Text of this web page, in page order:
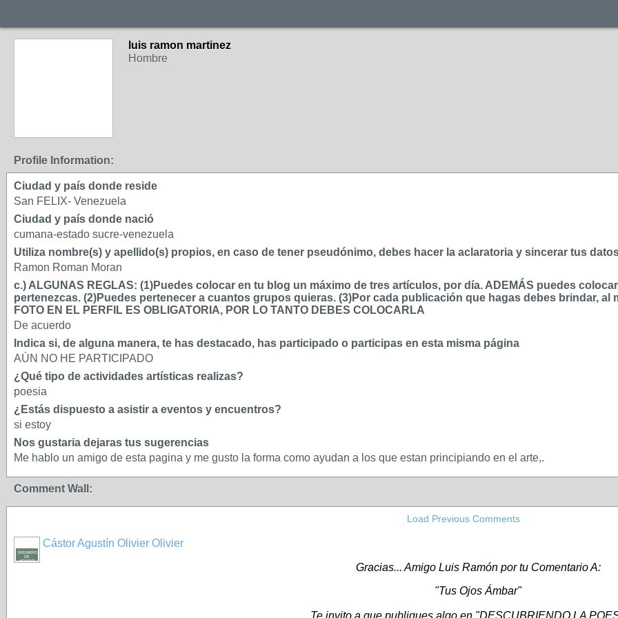
luis ramon martinez
Hombre
Profile Information:
Ciudad y país donde reside
San FELIX- Venezuela
Ciudad y país donde nació
cumana-estado sucre-venezuela
Utiliza nombre(s) y apellido(s) propios, en caso de tener pseudónimo, debes hacer la aclaratoria y sincerar tus
Ramon Roman Moran
c.) ALGUNAS REGLAS: (1)Puedes colocar en tu blog un máximo de tres artículos, por día. ADEMÁS puedes
pertenezcas. (2)Puedes pertenecer a cuantos grupos quieras. (3)Por cada publicación que hagas debes brindar,
FOTO EN EL PERFIL ES OBLIGATORIA, POR LO TANTO DEBES COLOCARLA
De acuerdo
Indica si, de alguna manera, te has destacado, has participado o participas en esta misma página
AÚN NO HE PARTICIPADO
¿Qué tipo de actividades artísticas realizas?
poesia
¿Estás dispuesto a asistir a eventos y encuentros?
si estoy
Nos gustaria dejaras tus sugerencias
Me hablo un amigo de esta pagina y me gusto la forma como ayudan a los que estan principiando en el arte,.
Comment Wall:
Load Previous Comments
MIEMBRO
DE
HONOR
Cástor Agustín Olivier Olivier
Gracias... Amigo Luis Ramón por tu Comentario A:
"Tus Ojos Ámbar"
Te invito a que publiques algo en "DESCUBRIENDO LA